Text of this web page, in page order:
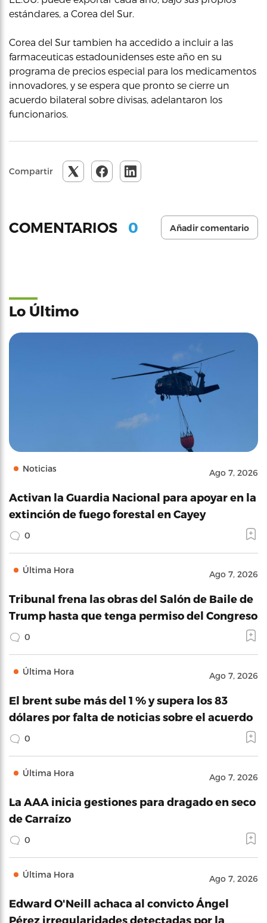
estándares, a Corea del Sur.
Corea del Sur tambien ha accedido a incluir a las
farmaceuticas estadounidenses este año en su
programa de precios especial para los medicamentos
innovadores, y se espera que pronto se cierre un
acuerdo bilateral sobre divisas, adelantaron los
funcionarios.
Compartir
COMENTARIOS 0 Añadir comentario
Lo Último
Noticias Ago 7, 2026
Activan la Guardia Nacional para apoyar en la
extinción de fuego forestal en Cayey
0
Última Hora Ago 7, 2026
Tribunal frena las obras del Salón de Baile de
Trump hasta que tenga permiso del Congreso
0
Última Hora Ago 7, 2026
El brent sube más del 1 % y supera los 83
dólares por falta de noticias sobre el acuerdo
0
Última Hora Ago 7, 2026
La AAA inicia gestiones para dragado en seco
de Carraízo
0
Última Hora Ago 7, 2026
Edward O'Neill achaca al convicto Ángel
Pérez irregularidades detectadas por la